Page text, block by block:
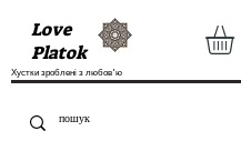
Love
Platok
Хустки зроблені з любов'ю